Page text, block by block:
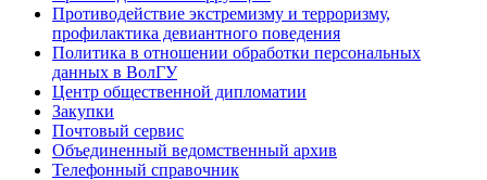
Противодействие экстремизму и терроризму,
профилактика девиантного поведения
Политика в отношении обработки персональных
данных в ВолГУ
Центр общественной дипломатии
Закупки
Почтовый сервис
Объединенный ведомственный архив
Телефонный справочник